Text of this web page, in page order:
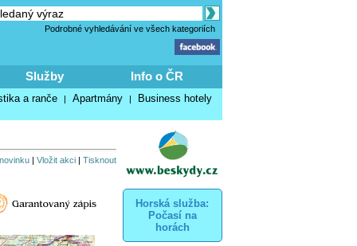
Podrobné vyhledávání ve všech kategoriích
Služby Info o ČR
a ranče | Apartmány | Business hotely
| Vložit akci| Tisknout
Horská služba:
Počasí na
horách